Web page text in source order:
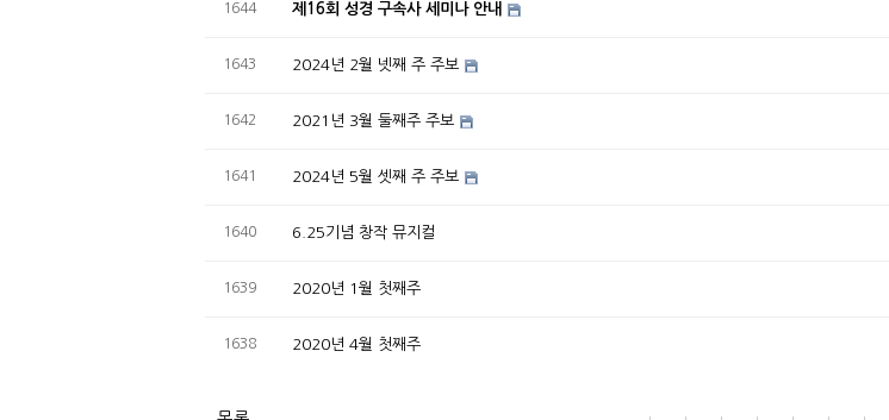
1644 제16회 성경 구속사 세미나 안내
1643 2024년 2월 넷째 주 주보
1642 2021년 3월 둘째주 주보
1641 2024년 5월 셋째 주 주보
1640 6.25기념 창작 뮤지컬
1639 2020년 1월 첫째주
1638 2020년 4월 첫째주